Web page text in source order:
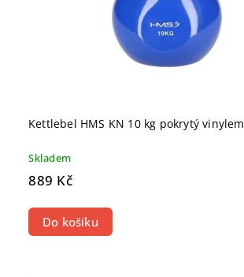
Kettlebel HMS KN 10 kg pokrytý vinylem
Skladem
889 Kč
Do košíku